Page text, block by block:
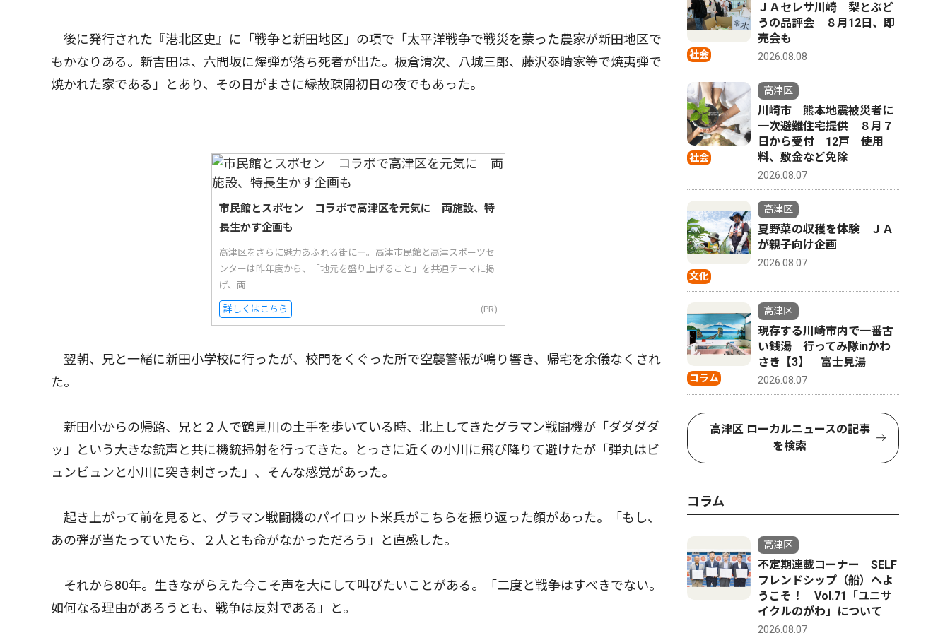
後に発行された『港北区史』に「戦争と新田地区」の項で「太平洋戦争で戦災を蒙った農家が新田地区で
もかなりある。新吉田は、六間坂に爆弾が落ち死者が出た。板倉清次、八城三郎、藤沢泰晴家等で焼夷弾で
焼かれた家である」とあり、その日がまさに縁故疎開初日の夜でもあった。
市民館とスポセン コラボで高津区を元気に 両施設、特
長生かす企画も
高津区をさらに魅力あふれる街に―。高津市民館と高津スポーツセ
ンターは昨年度から、「地元を盛り上げること」を共通テーマに掲
げ、両...
詳しくはこちら (PR)
翌朝、兄と一緒に新田小学校に行ったが、校門をくぐった所で空襲警報が鳴り響き、帰宅を余儀なくされ
た。
新田小からの帰路、兄と２人で鶴見川の土手を歩いている時、北上してきたグラマン戦闘機が「ダダダダ
ッ」という大きな銃声と共に機銃掃射を行ってきた。とっさに近くの小川に飛び降りて避けたが「弾丸はビ
ュンビュンと小川に突き刺さった」、そんな感覚があった。
起き上がって前を見ると、グラマン戦闘機のパイロット米兵がこちらを振り返った顔があった。「もし、
あの弾が当たっていたら、２人とも命がなかっただろう」と直感した。
それから80年。生きながらえた今こそ声を大にして叫びたいことがある。「二度と戦争はすべきでない。
如何なる理由があろうとも、戦争は反対である」と。
社会
ＪＡセレサ川崎 梨とぶど
うの品評会 ８月12日、即
売会も
2026.08.08
社会
高津区
川崎市 熊本地震被災者に
一次避難住宅提供 ８月７
日から受付 12戸 使用
料、敷金など免除
2026.08.07
文化
高津区
夏野菜の収穫を体験 ＪＡ
が親子向け企画
2026.08.07
コラム
高津区
現存する川崎市内で一番古
い銭湯 行ってみ隊inかわ
さき【3】 富士見湯
2026.08.07
高津区 ローカルニュースの記事
を検索
コラム
高津区
不定期連載コーナー SELF
フレンドシップ（船）へよ
うこそ！ Vol.71「ユニサ
イクルのがわ」について
2026.08.07